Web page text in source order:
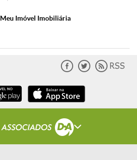
Meu Imóvel Imobiliária